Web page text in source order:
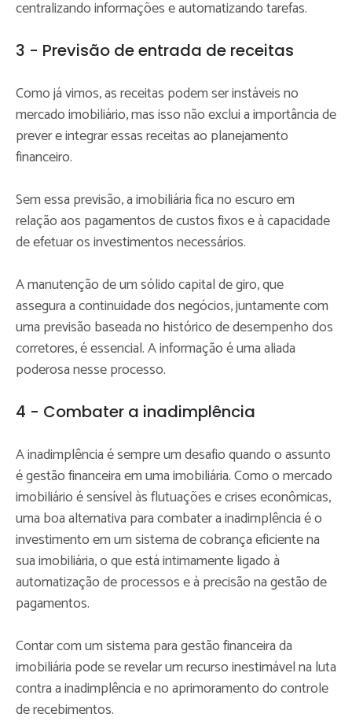
centralizando informações e automatizando tarefas.
3 - Previsão de entrada de receitas
Como já vimos, as receitas podem ser instáveis no
mercado imobiliário, mas isso não exclui a importância de
prever e integrar essas receitas ao planejamento
financeiro.
Sem essa previsão, a imobiliária fica no escuro em
relação aos pagamentos de custos fixos e à capacidade
de efetuar os investimentos necessários.
A manutenção de um sólido capital de giro, que
assegura a continuidade dos negócios, juntamente com
uma previsão baseada no histórico de desempenho dos
corretores, é essencial. A informação é uma aliada
poderosa nesse processo.
4 - Combater a inadimplência
A inadimplência é sempre um desafio quando o assunto
é gestão financeira em uma imobiliária. Como o mercado
imobiliário é sensível às flutuações e crises econômicas,
uma boa alternativa para combater a inadimplência é o
investimento em um sistema de cobrança eficiente na
sua imobiliária, o que está intimamente ligado à
automatização de processos e à precisão na gestão de
pagamentos.
Contar com um sistema para gestão financeira da
imobiliária pode se revelar um recurso inestimável na luta
contra a inadimplência e no aprimoramento do controle
de recebimentos.